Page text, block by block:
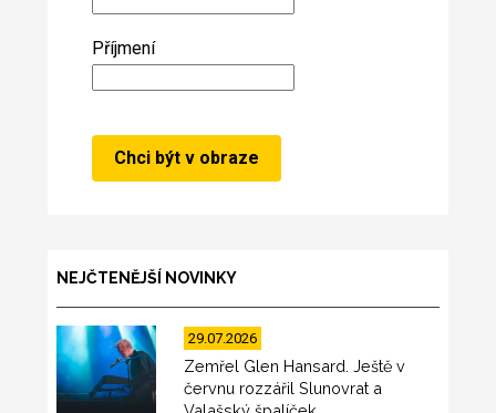
Příjmení
NEJČTENĚJŠÍ NOVINKY
29.07.2026
Zemřel Glen Hansard. Ještě v
červnu rozzářil Slunovrat a